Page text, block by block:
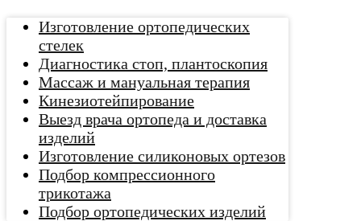
Изготовление ортопедических
стелек
Диагностика стоп, плантоскопия
Массаж и мануальная терапия
Кинезиотейпирование
Выезд врача ортопеда и доставка
изделий
Изготовление силиконовых ортезов
Подбор компрессионного
трикотажа
Подбор ортопедических изделий